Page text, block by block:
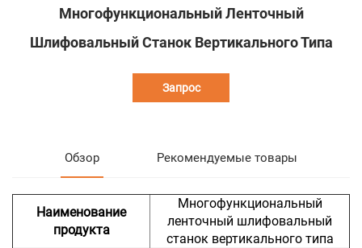
Многофункциональный Ленточный
Шлифовальный Станок Вертикального Типа
Запрос
Обзор Рекомендуемые товары
Наименование
продукта
Многофункциональный
ленточный шлифовальный
станок вертикального типа